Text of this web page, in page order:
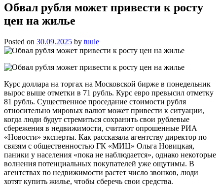
Обвал рубля может привести к росту
цен на жилье
Posted on 30.09.2025 by tuule
Курс доллара на торгах на Московской бирже в понедельник
вырос выше отметки в 71 рубль. Курс евро превысил отметку
81 рубль. Существенное проседание стоимости рубля
относительно мировых валют может привести к ситуации,
когда люди будут стремиться сохранить свои рублевые
сбережения в недвижимости, считают опрошенные РИА
«Новости» эксперты. Как рассказала агентству директор по
связям с общественностью ГК «МИЦ» Ольга Новицкая,
паники у населения «пока не наблюдается», однако некоторые
волнения потенциальных покупателей уже ощутимы. В
агентствах по недвижимости растет число звонков, люди
хотят купить жилье, чтобы сберечь свои средства.